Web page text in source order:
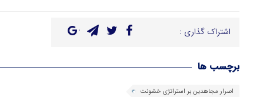
اشتراک گذاری :
برچسب ها
اصرار مجاهدین بر استراتژی خشونت